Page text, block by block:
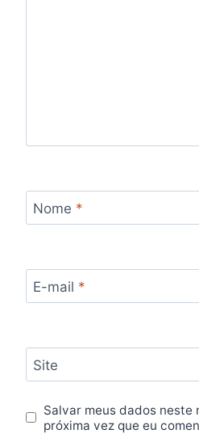
Nome *
E-mail *
Site
Salvar meus dados neste
próxima vez que eu